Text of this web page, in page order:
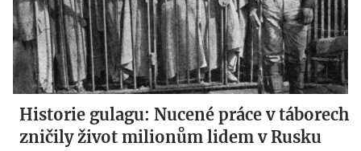
Historie gulagu: Nucené práce v táborech
zničily život milionům lidem v Rusku